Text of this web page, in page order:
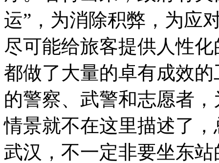
运”，为消除积弊，为应
尽可能给旅客提供人性
都做了大量的卓有成效
的警察、武警和志愿者
情景就不在这里描述了
武汉，不一定非要坐东